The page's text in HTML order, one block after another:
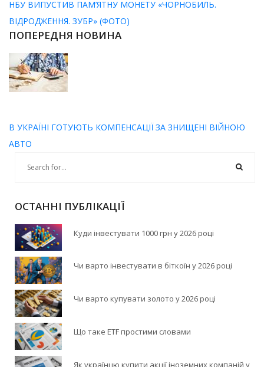
НБУ ВИПУСТИВ ПАМ’ЯТНУ МОНЕТУ «ЧОРНОБИЛЬ.
ВІДРОДЖЕННЯ. ЗУБР» (ФОТО)
ПОПЕРЕДНЯ НОВИНА
В УКРАЇНІ ГОТУЮТЬ КОМПЕНСАЦІЇ ЗА ЗНИЩЕНІ ВІЙНОЮ
АВТО
ОСТАННІ ПУБЛІКАЦІЇ
Куди інвестувати 1000 грн у 2026 році
Чи варто інвестувати в біткоїн у 2026 році
Чи варто купувати золото у 2026 році
Що таке ETF простими словами
Як українцю купити акції іноземних компаній у